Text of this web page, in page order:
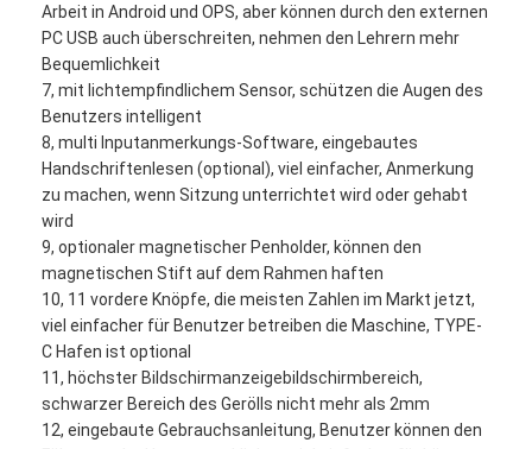
Startseite
Produkte
Arbeit in Android und OPS, aber können durch den externen
PC USB auch überschreiten, nehmen den Lehrern mehr
Bequemlichkeit
7, mit lichtempfindlichem Sensor, schützen die Augen des
Benutzers intelligent
8, multi Inputanmerkungs-Software, eingebautes
Handschriftenlesen (optional), viel einfacher, Anmerkung
zu machen, wenn Sitzung unterrichtet wird oder gehabt
wird
9, optionaler magnetischer Penholder, können den
magnetischen Stift auf dem Rahmen haften
10, 11 vordere Knöpfe, die meisten Zahlen im Markt jetzt,
viel einfacher für Benutzer betreiben die Maschine, TYPE-
C Hafen ist optional
11, höchster Bildschirmanzeigebildschirmbereich,
schwarzer Bereich des Gerölls nicht mehr als 2mm
12, eingebaute Gebrauchsanleitung, Benutzer können den